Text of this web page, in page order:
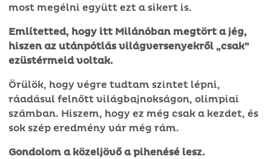
most megélni együtt ezt a sikert is.
Említetted, hogy itt Milánóban megtört a jég,
hiszen az utánpótlás világversenyekről „csak”
ezüstérmeid voltak.
Örülök, hogy végre tudtam szintet lépni,
ráadásul felnőtt világbajnokságon, olimpiai
számban. Hiszem, hogy ez még csak a kezdet, és
sok szép eredmény vár még rám.
Gondolom a közeljövő a pihenésé lesz.